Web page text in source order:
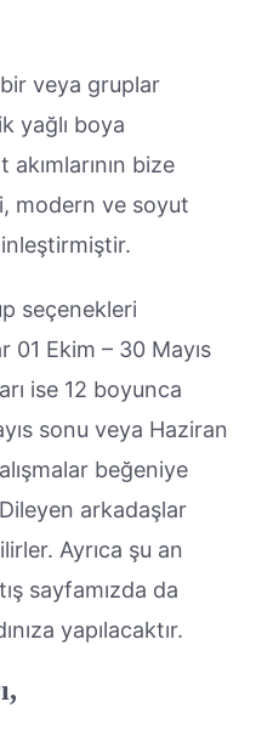
veya gruplar
yağlı boya
bize
modern ve soyut
seçenekleri
Ekim – 30 Mayıs
ise 12 boyunca
sonu veya Haziran
beğeniye
arkadaşlar
Ayrıca şu an
sayfamızda da
yapılacaktır.